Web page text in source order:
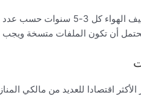
أنت بحاجة إلى تنظيف مكيف
أن تكون الملفات متسخة
الأكثر اقتصادا للعديد من مالكي